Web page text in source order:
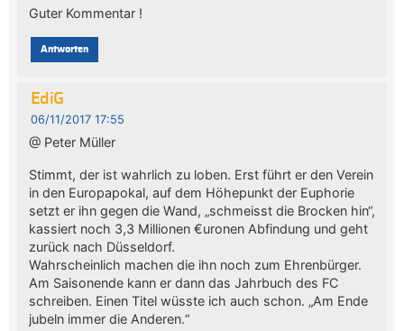
Guter Kommentar !
Antworten
EdiG
06/11/2017 17:55
@ Peter Müller
Stimmt, der ist wahrlich zu loben. Erst führt er den Verein
in den Europapokal, auf dem Höhepunkt der Euphorie
setzt er ihn gegen die Wand, „schmeisst die Brocken hin“,
kassiert noch 3,3 Millionen €uronen Abfindung und geht
zurück nach Düsseldorf.
Wahrscheinlich machen die ihn noch zum Ehrenbürger.
Am Saisonende kann er dann das Jahrbuch des FC
schreiben. Einen Titel wüsste ich auch schon. „Am Ende
jubeln immer die Anderen.“